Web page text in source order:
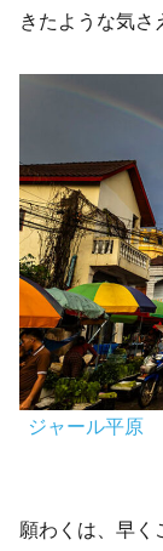
きたような気さ
ジャール平原
願わくは、早く